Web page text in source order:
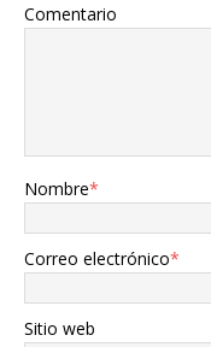
Comentario
Nombre*
Correo electrónico*
Sitio web